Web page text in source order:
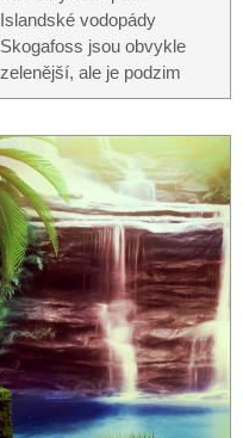
Islandské vodopády
Skogafoss jsou obvykle
zelenější, ale je podzim